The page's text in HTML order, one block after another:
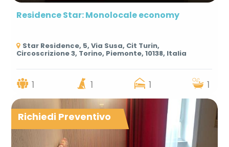
Residence Star: Monolocale economy
Star Residence, 5, Via Susa, Cit Turin,
Circoscrizione 3, Torino, Piemonte, 10138, Italia
1 1 1 1
Richiedi Preventivo